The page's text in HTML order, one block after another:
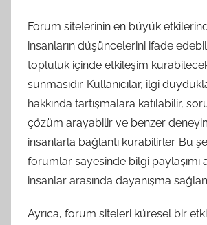
Forum sitelerinin en büyük
insanların düşüncelerini ifade
topluluk içinde etkileşim
sunmasıdır. Kullanıcılar, ilgi
hakkında tartışmalara katılabilir,
çözüm arayabilir ve benzer
insanlarla bağlantı kurabilirler. Bu
forumlar sayesinde bilgi paylaşımı
insanlar arasında dayanışma
Ayrıca, forum siteleri küresel bir